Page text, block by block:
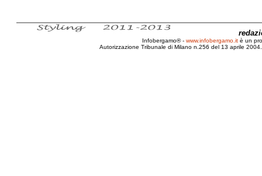
Infobergamo® - www.infobergamo.it è un
Autorizzazione Tribunale di Milano n.256 del 13 aprile